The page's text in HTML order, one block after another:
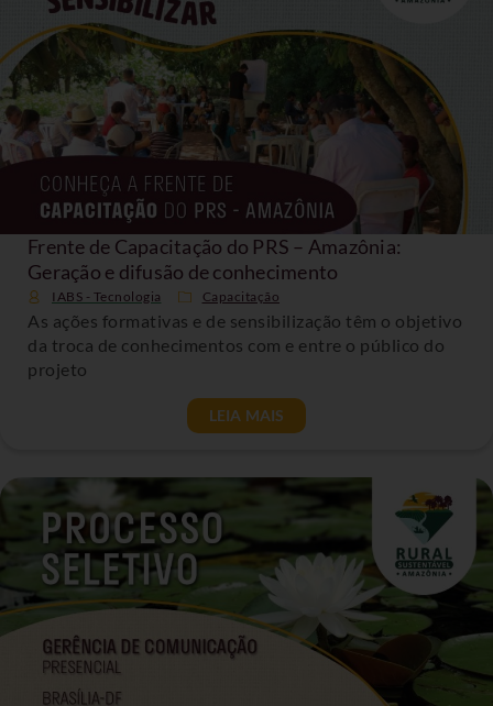
Frente de Capacitação do PRS – Amazônia:
Geração e difusão de conhecimento
IABS - Tecnologia Capacitação
As ações formativas e de sensibilização têm o objetivo
da troca de conhecimentos com e entre o público do
projeto
LEIA MAIS